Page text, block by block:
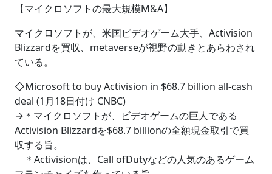
【マイクロソフトの最大規模M&A】
マイクロソフトが、米国ビデオゲーム大手、Activision
Blizzardを買収、metaverseが視野の動きとあらわされ
ている。
◇Microsoft to buy Activision in $68.7 billion all-cash
deal (1月18日付け CNBC)
→＊マイクロソフトが、ビデオゲームの巨人である
Activision Blizzardを$68.7 billionの全額現金取引で買
収する旨。
＊Activisionは、Call ofDutyなどの人気のあるゲーム